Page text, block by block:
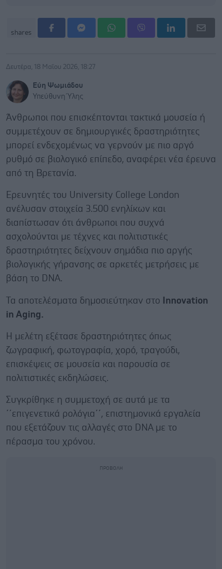
shares
Δευτέρα, 18 Μαΐου 2026, 18:27
Εύη Ψωμιάδου
Υπεύθυνη Ύλης
Άνθρωποι που επισκέπτονται τακτικά μουσεία ή
συμμετέχουν σε δημιουργικές δραστηριότητες
μπορεί ενδεχομένως να γερνούν με πιο αργό
ρυθμό σε βιολογικό επίπεδο, αναφέρει νέα έρευνα
από τη Βρετανία.
Ερευνητές του University College London
ανέλυσαν στοιχεία 3.500 ενηλίκων και
διαπίστωσαν ότι άνθρωποι που συχνά
ασχολούνται με τέχνες και πολιτιστικές
δραστηριότητες δείχνουν σημάδια πιο αργής
βιολογικής γήρανσης σε αρκετές μετρήσεις με
βάση το DNA.
Τα αποτελέσματα δημοσιεύτηκαν στο
Innovation
in Aging.
Η μελέτη εξέτασε δραστηριότητες όπως
ζωγραφική, φωτογραφία, χορό, τραγούδι,
επισκέψεις σε μουσεία και παρουσία σε
πολιτιστικές εκδηλώσεις.
Συγκρίθηκε η συμμετοχή σε αυτά με τα
΄΄επιγενετικά ρολόγια΄΄, επιστημονικά εργαλεία
που εξετάζουν τις αλλαγές στο DNA με το
πέρασμα του χρόνου.